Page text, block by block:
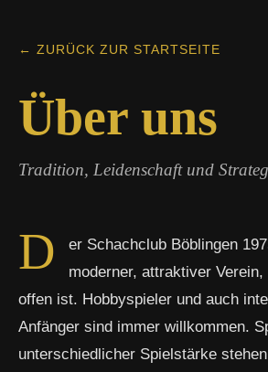
← ZURÜCK ZUR STARTSEITE
Über uns
Tradition, Leidenschaft und
D
er Schachclub Böblingen
moderner, attraktiver
offen ist. Hobbyspieler und auch
Anfänger sind immer willkommen.
unterschiedlicher Spielstärke